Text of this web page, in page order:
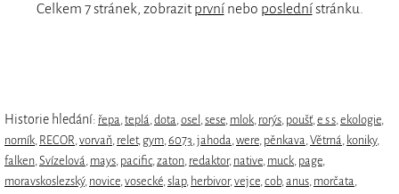
Celkem 7 stránek, zobrazitprvnínebo poslednístránku.
Historie hledání: řepa,teplá,dota,osel ,sese, mlok, rorýs, poušť,e s s,ekologie,
norník, RECOR,vorvaň, relet, gym,6073,jahoda,were, pěnkava,Větrná, koniky,
falken,Svízelová, mays, pacific,zaton, redaktor, native, muck, page,
moravskoslezský, novice,vosecké,slap, herbivor,vejce,cob,anus, morčata,